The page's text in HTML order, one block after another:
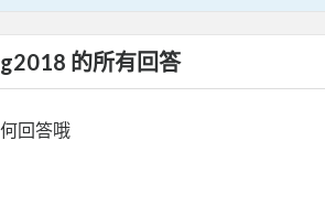
的所有回答
回答哦